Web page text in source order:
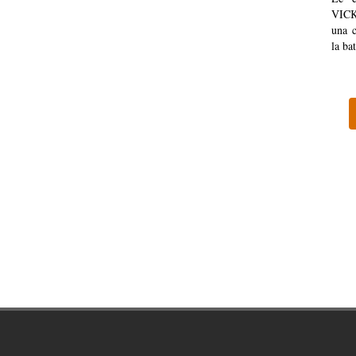
una
la